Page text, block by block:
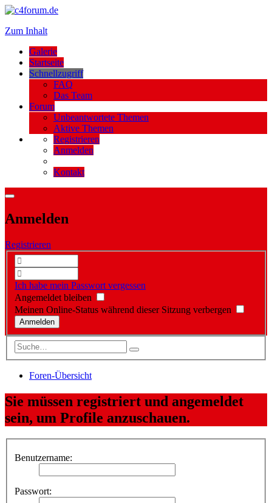
Zum Inhalt
Galerie
Startseite
Schnellzugriff
FAQ
Das Team
Forum
Unbeantwortete Themen
Aktive Themen
Registrieren
Anmelden
Kontakt
Anmelden
Registrieren
Ich habe mein Passwort vergessen
Angemeldet bleiben
Meinen Online-Status während dieser Sitzung verbergen
Foren-Übersicht
Sie müssen registriert und angemeldet
sein, um Profile anzuschauen.
Benutzername:
Passwort: